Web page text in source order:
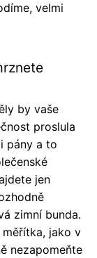
velmi
by vaše
proslula
pány a to
jen
zimní bunda.
jako v
nezapomeňte